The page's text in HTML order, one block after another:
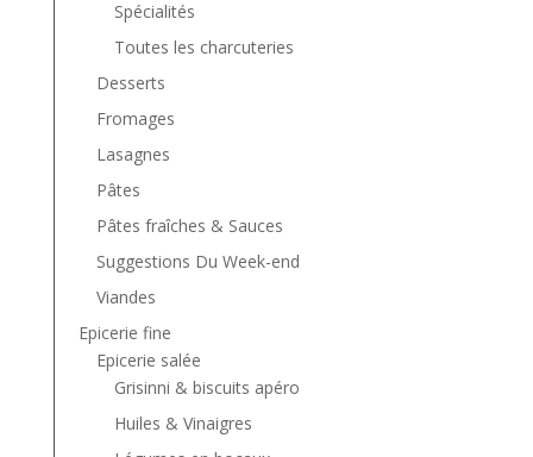
Spécialités
Toutes les charcuteries
Desserts
Fromages
Lasagnes
Pâtes
Pâtes fraîches & Sauces
Suggestions Du Week-end
Viandes
Epicerie fine
Epicerie salée
Grisinni & biscuits apéro
Huiles & Vinaigres